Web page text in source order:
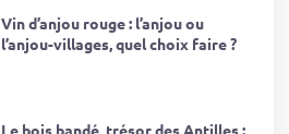
Vin d’anjou rouge : l’anjou ou
l’anjou-villages, quel choix faire ?
Le bois bandé, trésor des Antilles :